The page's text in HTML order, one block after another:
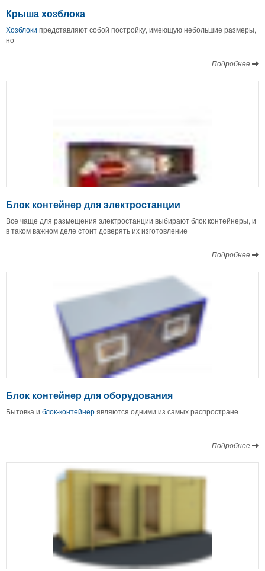
Крыша хозблока
Хозблоки представляют собой постройку, имеющую небольшие размеры,
но
Подробнее
Блок контейнер для электростанции
Все чаще для размещения электростанции выбирают блок контейнеры, и
в таком важном деле стоит доверять их изготовление
Подробнее
Блок контейнер для оборудования
Бытовка и блок-контейнерявляются одними из самых распростране
Подробнее